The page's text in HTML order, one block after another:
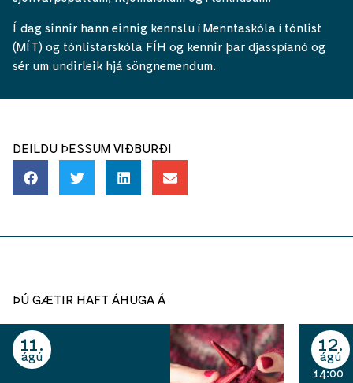
Í dag sinnir hann einnig kennslu í Menntaskóla í tónlist
(MÍT) og tónlistarskóla FÍH og kennir þar djasspíanó og
sér um undirleik hjá söngnemendum.
DEILDU ÞESSUM VIÐBURÐI
ÞÚ GÆTIR HAFT ÁHUGA Á
11
ágú
12
ágú
14:00